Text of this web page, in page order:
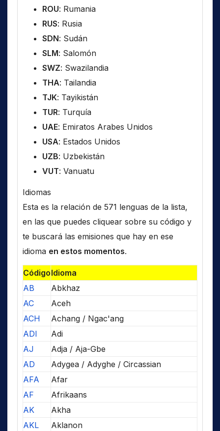
ROU: Rumania
RUS: Rusia
SDN: Sudán
SLM: Salomón
SWZ: Swazilandia
THA: Tailandia
TJK: Tayikistán
TUR: Turquía
UAE: Emiratos Arabes Unidos
USA: Estados Unidos
UZB: Uzbekistán
VUT: Vanuatu
Idiomas
Esta es la relación de 571 lenguas de la lista,
en las que puedes cliquear sobre su código y
te buscará las emisiones que hay en ese
idioma en estos momentos.
CódigoIdioma
AB
Abkhaz
AC
Aceh
ACH
Achang / Ngac'ang
ADI
Adi
AJ
Adja / Aja-Gbe
AD
Adygea / Adyghe / Circassian
AFA
Afar
AF
Afrikaans
AK
Akha
AKL
Aklanon